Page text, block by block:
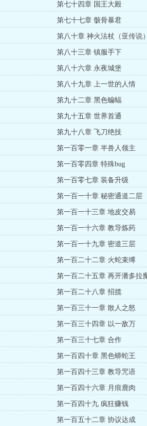
第七十四章 国王大殿
第七十七章 骸骨暴君
第八十章 神火法杖（亚传说）
第八十三章 镇服手下
第八十六章 永夜城堡
第八十九章 上一世的人情
第九十二章 黑色蝙蝠
第九十五章 世界首通
第九十八章 飞刀绝技
第一百零一章 半兽人领主
第一百零四章 特殊bug
第一百零七章 装备升级
第一百一十章 秘密通道二层
第一百一十三章 地皮交易
第一百一十六章 教导炼药
第一百一十九章 密道三层
第一百二十二章 火蛇束缚
第一百二十五章 再开潘多拉
第一百二十八章 招揽
第一百三十一章 散人之怒
第一百三十四章 以一敌万
第一百三十七章 合作
第一百四十章 黑色蟒蛇王
第一百四十三章 教导咒语
第一百四十六章 月痕鹿肉
第一百四十九 疯狂赚钱
第一百五十二章 协议达成